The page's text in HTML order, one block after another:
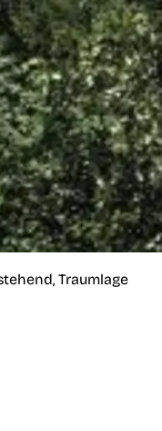
Traumlage